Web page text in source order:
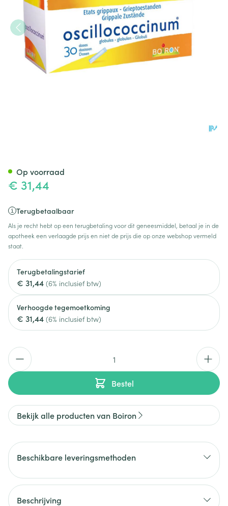
€ 31,44
Terugbetaalbaar
Als je recht hebt op een terugbetaling voor dit geneesmiddel, betaal je in de
apotheek een verlaagde prijs en niet de prijs die op onze webshop vermeld
staat.
Terugbetalingstarief
€ 31,44 (6% inclusief btw)
Verhoogde tegemoetkoming
€ 31,44 (6% inclusief btw)
Aantal
Bestel
Op voorraad
Bekijk alle producten van Boiron
Beschikbare leveringsmethoden
Beschrijving